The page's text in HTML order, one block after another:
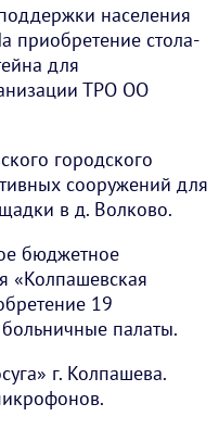
населения
приобретение стола-
для
ТРО ОО
городского
сооружений для
в д. Волково.
бюджетное
«Колпашевская
19
палаты.
г. Колпашева.